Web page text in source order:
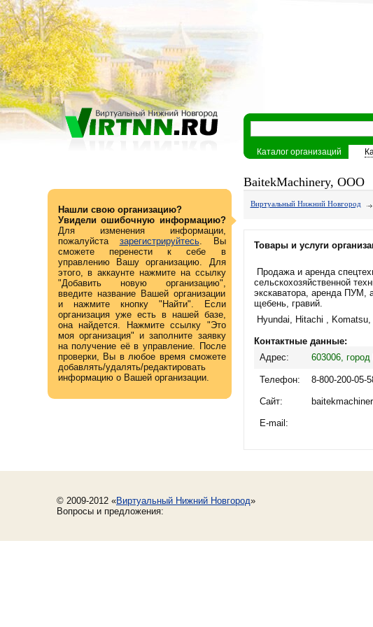
Каталог организаций
Нашли свою организацию?
Увидели ошибочную информацию?
Для изменения информации,
пожалуйста зарегистрируйтесь. Вы
сможете перенести к себе в
управлению Вашу организацию. Для
этого, в аккаунте нажмите на ссылку
"Добавить новую организацию",
введите название Вашей организации
и нажмите кнопку "Найти". Если
организация уже есть в нашей базе,
она найдется. Нажмите ссылку "Это
моя организация" и заполните заявку
на получение её в управление. После
проверки, Вы в любое время сможете
добавлять/удалять/редактировать
информацию о Вашей организации.
BaitekMachinery, ООО
Виртуальный Нижний Новгород
Товары и услуги
Продажа и аренда
сельскохозяйственной
экскаватора, аренда ПУМ,
щебень, гравий.
Hyundai, Hitachi ,
Контактные данные:
Адрес:
603006,
Телефон: 8-800-200-05-
Сайт:
E-mail:
© 2009-2012 «Виртуальный Нижний Новгород»
Вопросы и предложения: